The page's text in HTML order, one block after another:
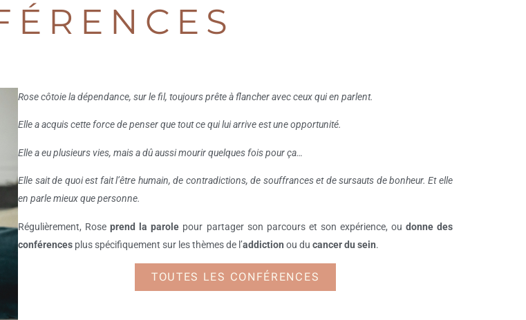
Rose côtoie la dépendance, sur le fil, toujours prête à flancher avec ceux qui en parlent.
Elle a acquis cette force de penser que tout ce qui lui arrive est une opportunité.
Elle a eu plusieurs vies, mais a dû aussi mourir quelques fois pour ça…
Elle sait de quoi est fait l’être humain, de contradictions, de souffrances et de sursauts de bonheur. Et elle
en parle mieux que personne.
Régulièrement, Roseprend la parole pour partager son parcours et son expérience, ou donne des
conférences plus spécifiquement sur les thèmes de l’addiction ou ducancer du sein.
TOUTES LES CONFÉRENCES